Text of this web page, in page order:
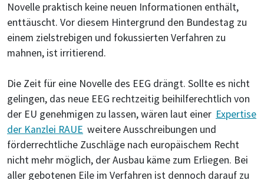
Novelle praktisch keine neuen Informationen enthält,
enttäuscht. Vor diesem Hintergrund den Bundestag zu
einem zielstrebigen und fokussierten Verfahren zu
mahnen, ist irritierend.
Die Zeit für eine Novelle des EEG drängt. Sollte es nicht
gelingen, das neue EEG rechtzeitig beihilferechtlich von
der EU genehmigen zu lassen, wären laut einer Expertise
der Kanzlei RAUE weitere Ausschreibungen und
förderrechtliche Zuschläge nach europäischem Recht
nicht mehr möglich, der Ausbau käme zum Erliegen. Bei
aller gebotenen Eile im Verfahren ist dennoch darauf zu